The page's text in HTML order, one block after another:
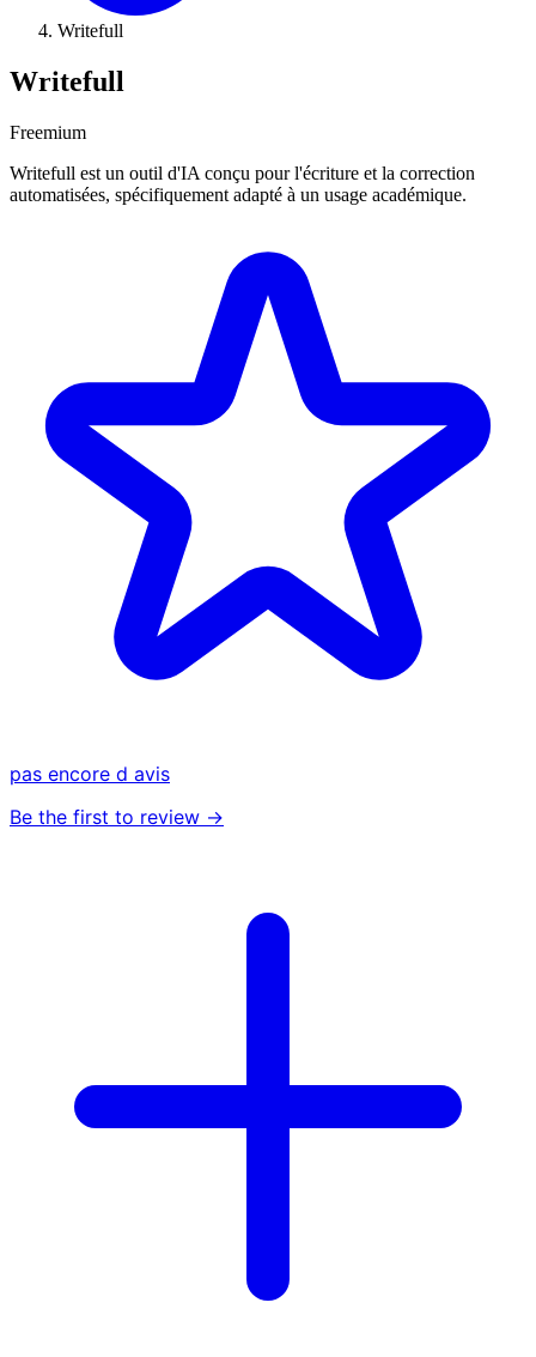
Writefull
Writefull
Freemium
Writefull est un outil d'IA conçu pour l'écriture et la correction
automatisées, spécifiquement adapté à un usage académique.
pas encore d avis
Be the first to review →